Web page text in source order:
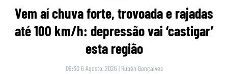
Vem aí chuva forte, trovoada e rajadas
até 100 km/h: depressão vai ‘castigar’
esta região
09:30 6 Agosto, 2026 | Rubén Gonçalves